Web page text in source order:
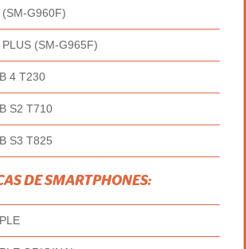
(SM-G960F)
PLUS (SM-G965F)
4 T230
S2 T710
S3 T825
DE SMARTPHONES: